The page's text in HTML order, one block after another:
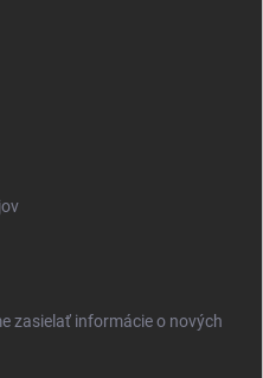
zasielať informácie o nových